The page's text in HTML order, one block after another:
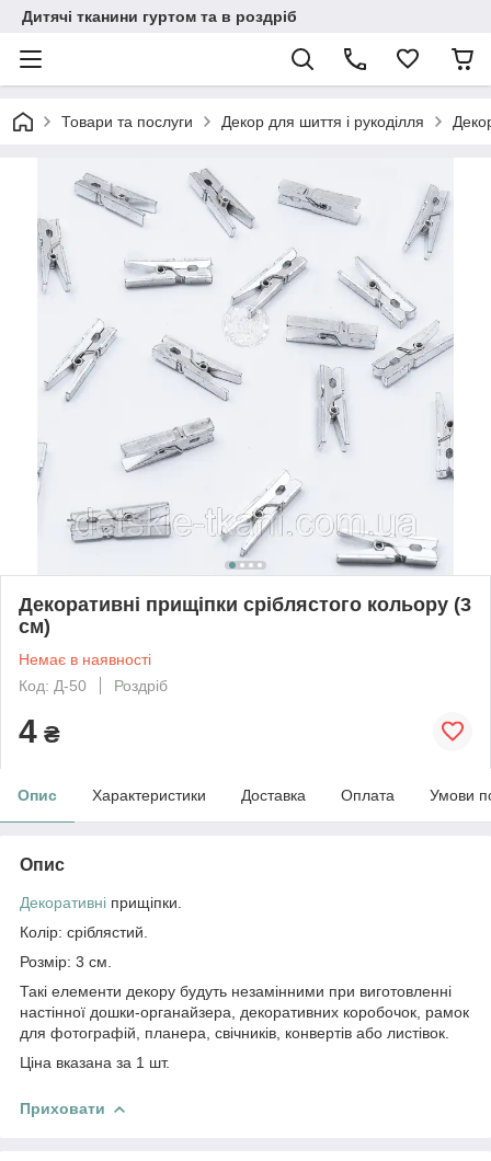
Дитячі тканини гуртом та в роздріб
Товари та послуги Декор для шиття і рукоділля
Декоративні прищіпки сріблястого кольору (3
см)
Немає в наявності
Код: Д-50
Роздріб
4 ₴
Опис Характеристики Доставка Оплата Умови
Опис
Декоративні прищіпки.
Колір: сріблястий.
Розмір: 3 см.
Такі елементи декору будуть незамінними при виготовленні
настінної дошки-органайзера, декоративних коробочок, рамок
для фотографій, планера, свічників, конвертів або листівок.
Ціна вказана за 1 шт.
Приховати